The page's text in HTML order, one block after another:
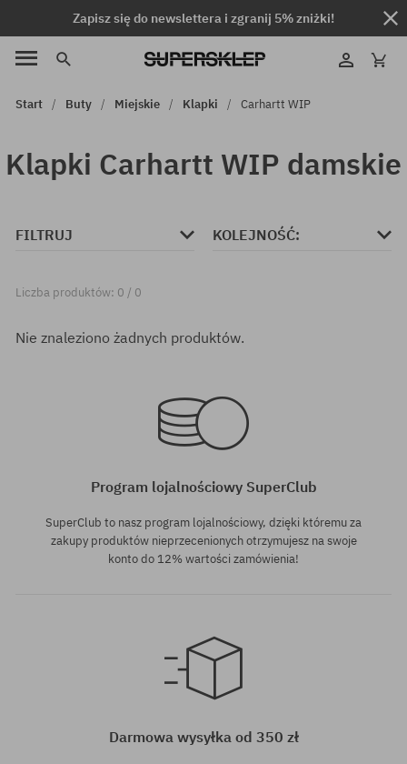
Zapisz się do newslettera i zgranij 5% zniżki!
Start Buty Miejskie Klapki Carhartt WIP
Klapki Carhartt WIP damskie
FILTRUJ KOLEJNOŚĆ:
Liczba produktów: 0 / 0
Nie znaleziono żadnych produktów.
Program lojalnościowy SuperClub
SuperClub to nasz program lojalnościowy, dzięki któremu za
zakupy produktów nieprzecenionych otrzymujesz na swoje
konto do 12% wartości zamówienia!
Darmowa wysyłka od 350 zł